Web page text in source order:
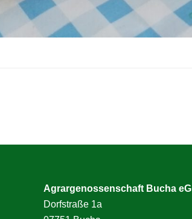
Agrargenossenschaft Bucha eG
Dorfstraße 1a